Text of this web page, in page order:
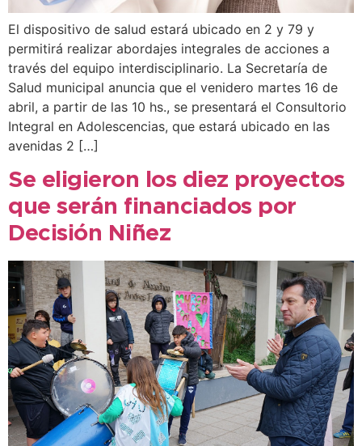
El dispositivo de salud estará ubicado en 2 y 79 y
permitirá realizar abordajes integrales de acciones a
través del equipo interdisciplinario. La Secretaría de
Salud municipal anuncia que el venidero martes 16 de
abril, a partir de las 10 hs., se presentará el Consultorio
Integral en Adolescencias, que estará ubicado en las
avenidas 2 […]
Se eligieron los diez proyectos
que serán financiados por
Decisión Niñez